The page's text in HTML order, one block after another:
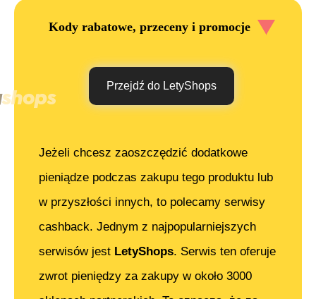
Kody rabatowe, przeceny i promocje
Przejdź do LetyShops
Jeżeli chcesz zaoszczędzić dodatkowe
pieniądze podczas zakupu tego produktu lub
w przyszłości innych, to polecamy serwisy
cashback. Jednym z najpopularniejszych
serwisów jest LetyShops. Serwis ten oferuje
zwrot pieniędzy za zakupy w około 3000